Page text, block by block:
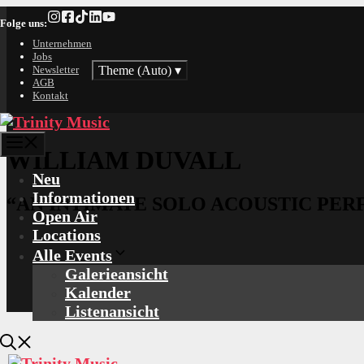
Inhalt
springen
Folge uns:
Unternehmen
Jobs
Newsletter
AGB
Kontakt
Theme (Auto) ▾
Neu
Informationen
Open Air
Locations
Alle Events
Galerieansicht
Kalender
Listenansicht
WILLIAM DUVALL
“AN INTIMATE SOLO ACOUSTIC